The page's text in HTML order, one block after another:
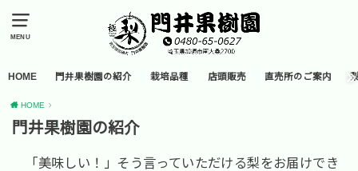
MENU
HOME 門井果樹園の紹介 栽培品種 店頭販売 直売所のご案内
HOME
門井果樹園の紹介
「美味しい！」そう言っていただける梨をお届けでき